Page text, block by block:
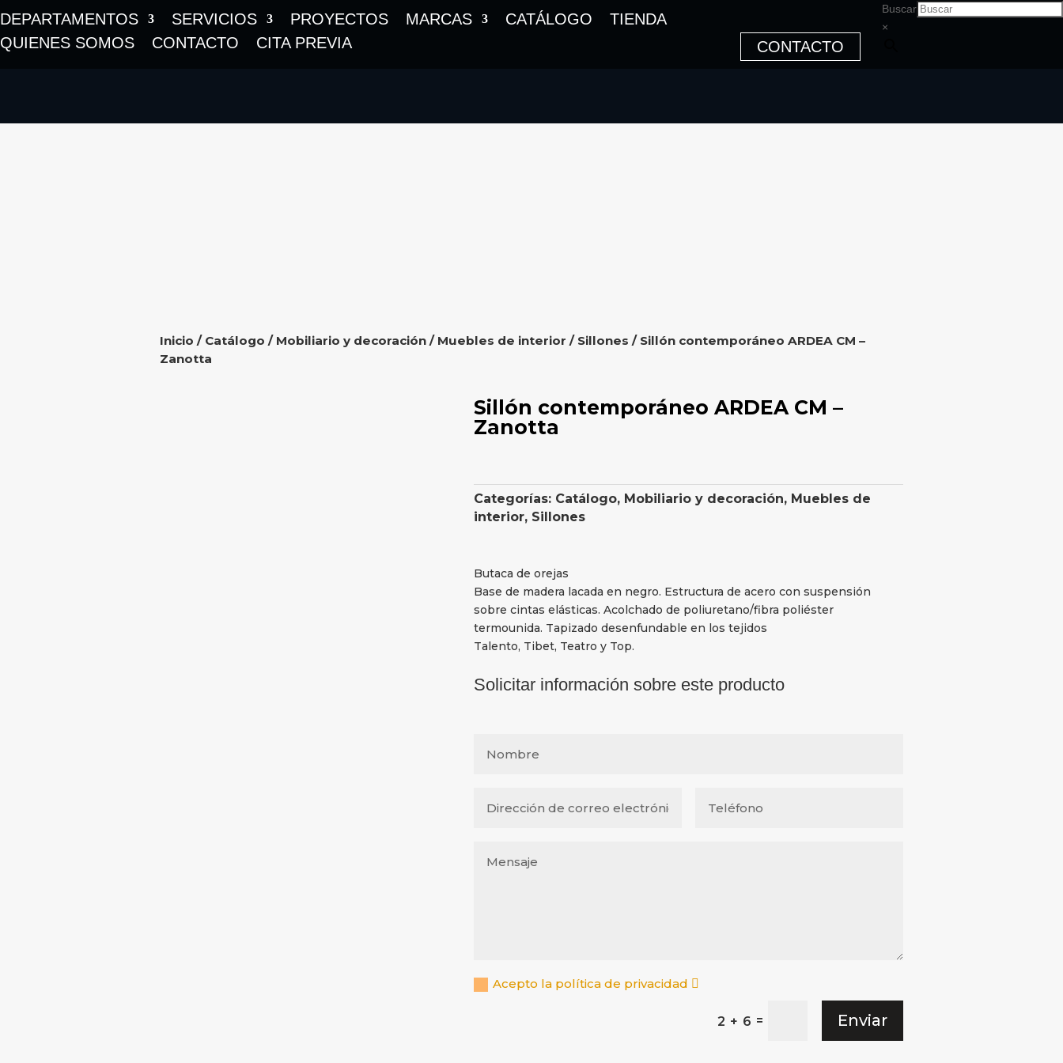
DEPARTAMENTOS SERVICIOS PROYECTOS MARCAS CATÁLOGO
TIENDA
QUIENES SOMOS
CONTACTO CITA PREVIA CONTACTO
Buscar
×
Inicio / Catálogo / Mobiliario y decoración/ Muebles de interior / Sillones / Sillón contemporáneo ARDEA CM –
Zanotta
Sillón contemporáneo ARDEA CM –
Zanotta
Categorías: Catálogo, Mobiliario y decoración, Muebles de
interior, Sillones
Butaca de orejas
Base de madera lacada en negro. Estructura de acero con suspensión
sobre cintas elásticas. Acolchado de poliuretano/fibra poliéster
termounida. Tapizado desenfundable en los tejidos
Talento, Tibet, Teatro y Top.
Solicitar información sobre este producto
Acepto la política de privacidad
2 + 6 = Enviar